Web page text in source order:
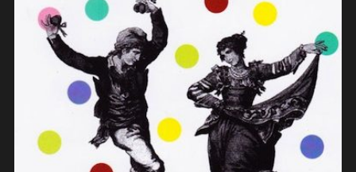
Lucilla Galeazzi – Festa italiana
(2013)(arrangements/contrebasse)